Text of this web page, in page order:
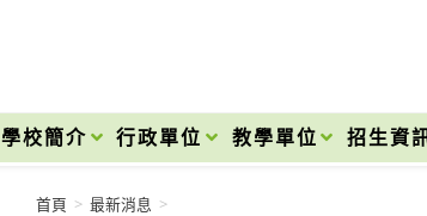
學校簡介 行政單位 教學單位 招生資
首頁 > 最新消息 >